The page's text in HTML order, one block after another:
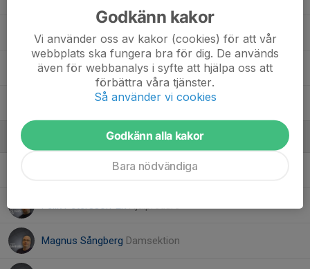
24. Emelie Z.
26. Ellinor Z.
Ledare
Huvudtränare
Felix Petersson-EkHjälpredare
Magnus Sångberg Damsektion
Godkänn kakor
Vi använder oss av kakor (cookies) för att vår
webbplats ska fungera bra för dig. De används
även för webbanalys i syfte att hjälpa oss att
förbättra våra tjänster.
Så använder vi cookies
Godkänn alla kakor
Bara nödvändiga